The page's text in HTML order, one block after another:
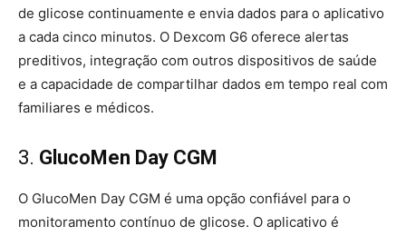
de glicose continuamente e envia dados para o aplicativo
a cada cinco minutos. O Dexcom G6 oferece alertas
preditivos, integração com outros dispositivos de saúde
e a capacidade de compartilhar dados em tempo real com
familiares e médicos.
3. GlucoMen Day CGM
O GlucoMen Day CGM é uma opção confiável para o
monitoramento contínuo de glicose. O aplicativo é